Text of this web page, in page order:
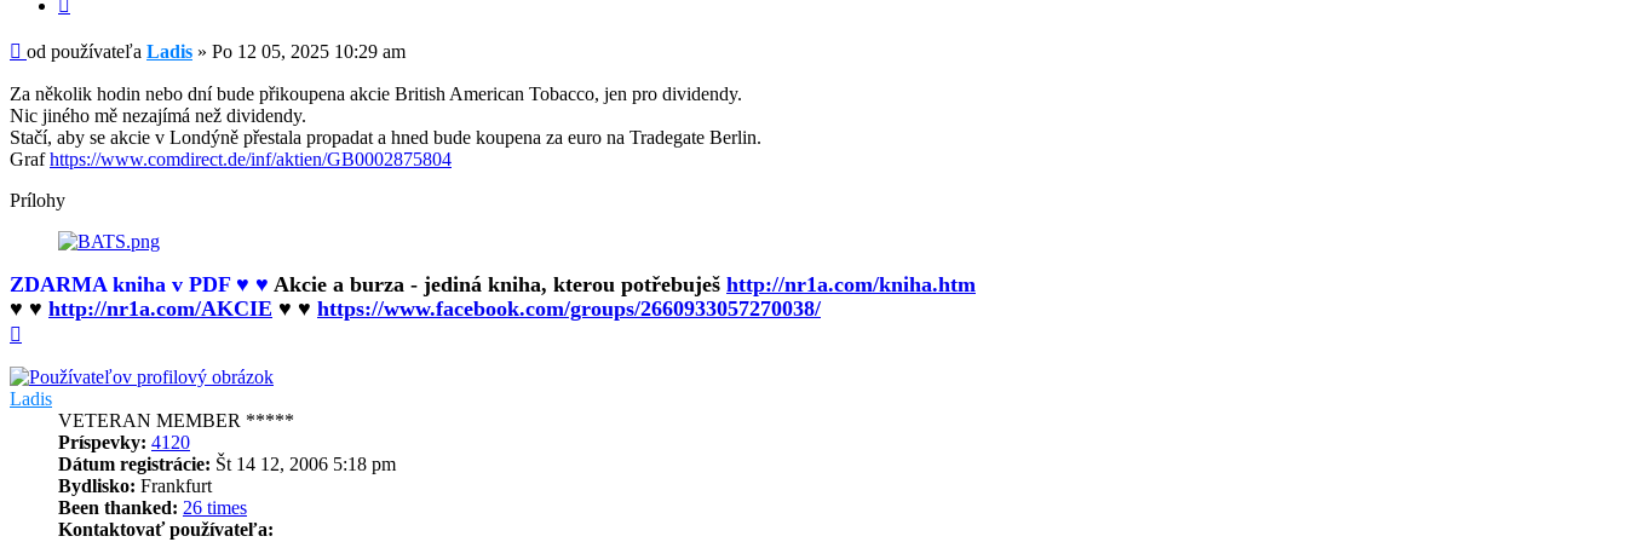
Príspevok
od používateľa Ladis » Po 12 05, 2025 10:29 am
Za několik hodin nebo dní bude přikoupena akcie British American Tobacco, jen pro dividendy.
Nic jiného mě nezajímá než dividendy.
Stačí, aby se akcie v Londýně přestala propadat a hned bude koupena za euro na Tradegate Berlin.
Grafhttps://www.comdirect.de/inf/aktien/GB0002875804
Prílohy
ZDARMA kniha v PDF ♥ ♥ Akcie a burza - jediná kniha, kterou potřebuješ http://nr1a.com/kniha.htm
♥ ♥ http://nr1a.com/AKCIE ♥ ♥ https://www.facebook.com/groups/2660933057270038/
Ladis
VETERAN MEMBER *****
Príspevky: 4120
Dátum registrácie: Št 14 12, 2006 5:18 pm
Bydlisko: Frankfurt
Been thanked: 26 times
Kontaktovať používateľa: